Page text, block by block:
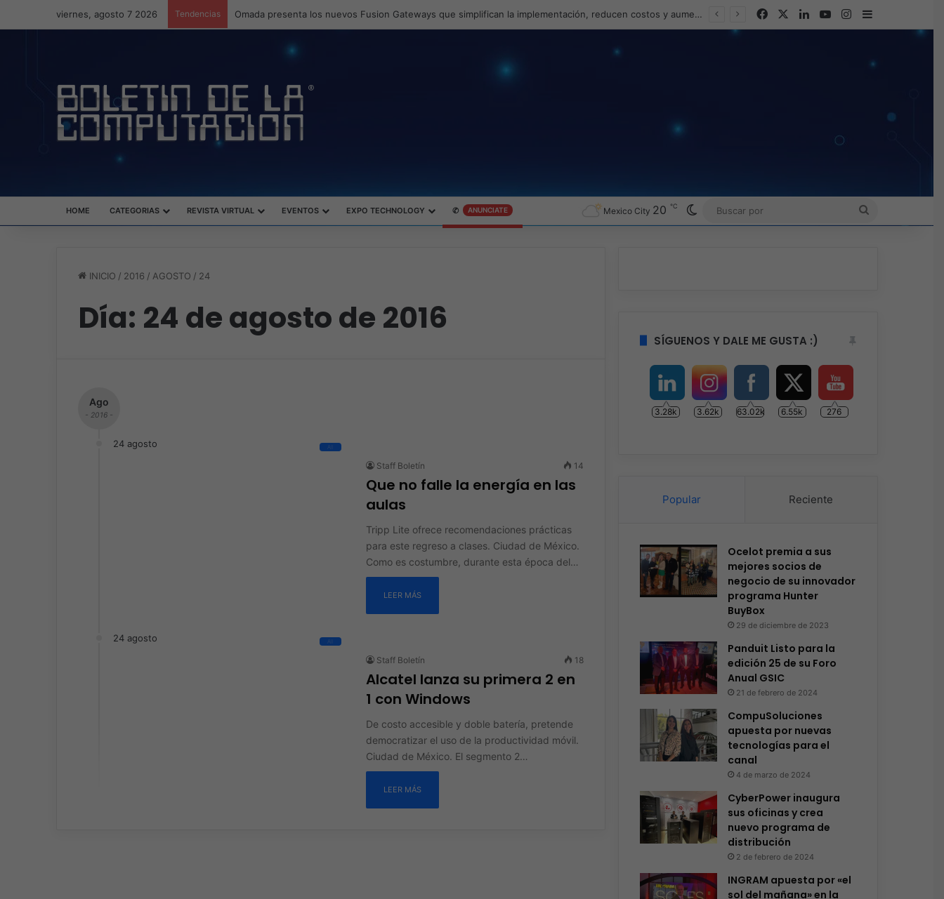
viernes, agosto 7 2026 Tendencias Omada presenta los nuevos Fusion Gateways que simplifican la implementación, reducen costos y aumentan la eficiencia operativa FacebookLinkedInYouTubeInstagram
Barra lateral
HOME CATEGORIAS REVISTA VIRTUAL EVENTOS EXPO TECHNOLOGY ✆ ANUNCIATE Mexico City 20 ℃ Switch skin
BUSCAR
INICIO / 2016 / AGOSTO / 24
Día: 24 de agosto de 2016
Ago
- 2016 -
24 agosto All
Staff Boletín 14
Que no falle la energía en las
aulas
Tripp Lite ofrece recomendaciones prácticas
para este regreso a clases. Ciudad de México.
Como es costumbre, durante esta época del…
LEER MÁS
24 agosto All
Staff Boletín 18
Alcatel lanza su primera 2 en
1 con Windows
De costo accesible y doble batería, pretende
democratizar el uso de la productividad móvil.
Ciudad de México. El segmento 2…
LEER MÁS
SÍGUENOS Y DALE ME GUSTA :)
3.28k 3.62k 63.02k 6.55k 276
Popular Reciente
Ocelot premia a sus
mejores socios de
negocio de su innovador
programa Hunter
BuyBox
29 de diciembre de 2023
Panduit Listo para la
edición 25 de su Foro
Anual GSIC
21 de febrero de 2024
CompuSoluciones
apuesta por nuevas
tecnologías para el
canal
4 de marzo de 2024
CyberPower inaugura
sus oficinas y crea
nuevo programa de
distribución
2 de febrero de 2024
INGRAM apuesta por «el
sol del mañana» en la